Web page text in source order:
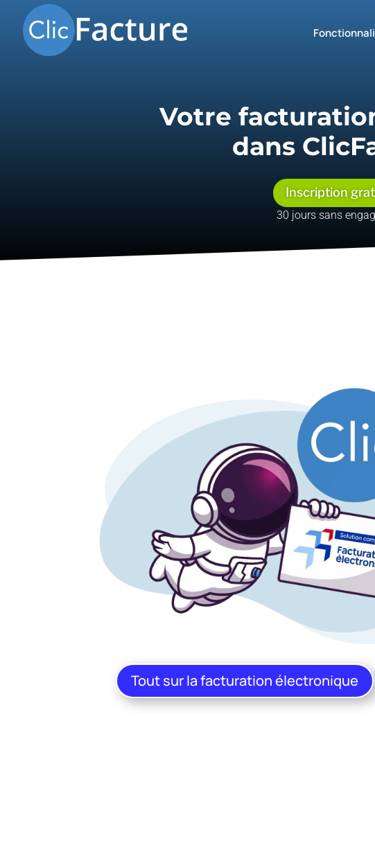
Votre
dans
Inscription
30 jours sans
Tout sur la facturation électronique